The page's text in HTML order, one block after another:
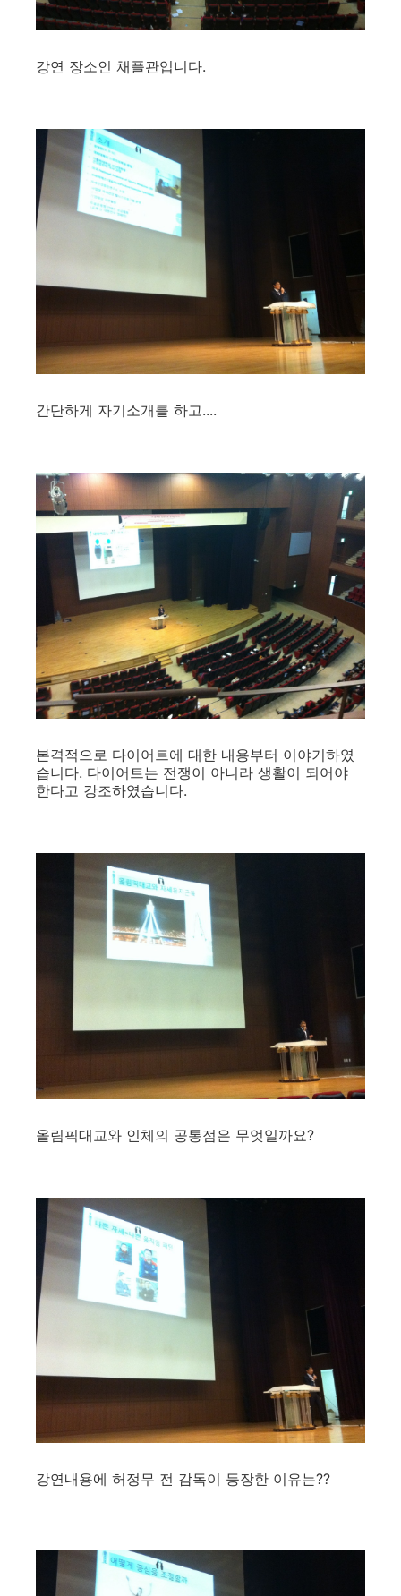
강연 장소인 채플관입니다.
간단하게 자기소개를 하고....
본격적으로 다이어트에 대한 내용부터 이야기하였
습니다. 다이어트는 전쟁이 아니라 생활이 되어야
한다고 강조하였습니다.
올림픽대교와 인체의 공통점은 무엇일까요?
강연내용에 허정무 전 감독이 등장한 이유는??